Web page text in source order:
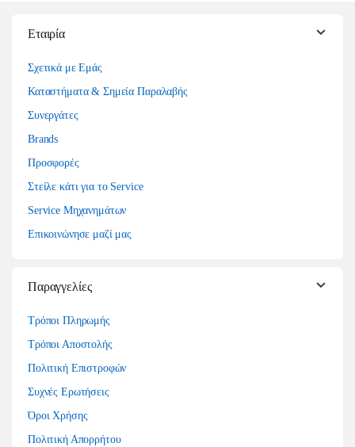
Εταιρία
Σχετικά με Εμάς
Καταστήματα & Σημεία Παραλαβής
Συνεργάτες
Brands
Προσφορές
Στείλε κάτι για το Service
Service Μηχανημάτων
Επικοινώνησε μαζί μας
Παραγγελίες
Τρόποι Πληρωμής
Τρόποι Αποστολής
Πολιτική Επιστροφών
Συχνές Ερωτήσεις
Όροι Χρήσης
Πολιτική Απορρήτου